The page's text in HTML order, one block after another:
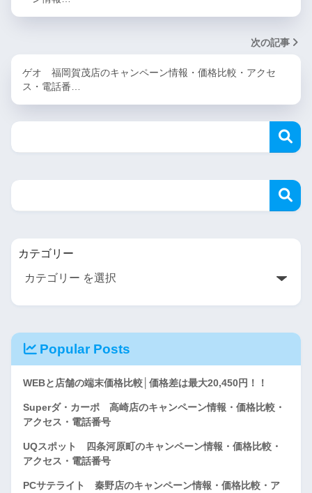
次の記事
ゲオ 福岡賀茂店のキャンペーン情報・価格比較・アクセ
ス・電話番…
カテゴリー
Popular Posts
WEBと店舗の端末価格比較│価格差は最大20,450円！！
Superダ・カーポ 高崎店のキャンペーン情報・価格比較・
アクセス・電話番号
UQスポット 四条河原町のキャンペーン情報・価格比較・
アクセス・電話番号
PCサテライト 秦野店のキャンペーン情報・価格比較・ア